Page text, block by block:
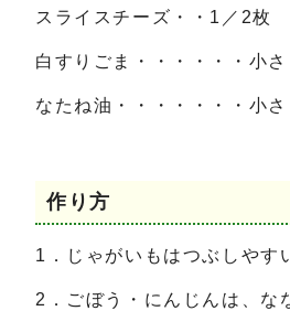
スライスチーズ・・1／2枚
白すりごま・・・・・・小
なたね油・・・・・・・小さ
作り方
1．じゃがいもはつぶしやす
2．ごぼう・にんじんは、な